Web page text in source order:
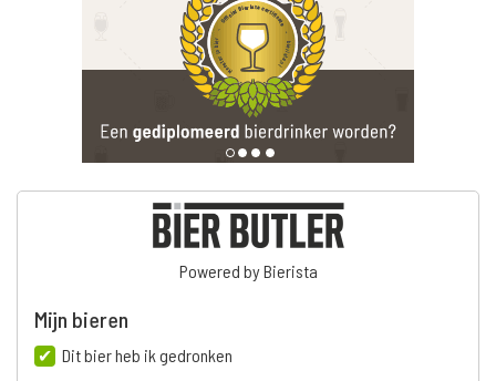
Powered by Bierista
Mijn bieren
Dit bier heb ik gedronken